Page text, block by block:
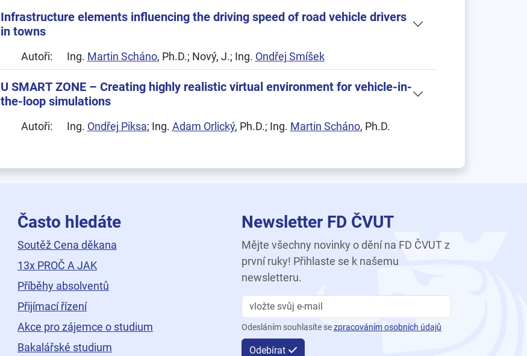
Infrastructure elements influencing the driving speed of road vehicle drivers
in towns
Autoři: Ing. Martin Scháno, Ph.D.; Nový, J.; Ing. Ondřej Smíšek
U SMART ZONE – Creating highly realistic virtual environment for vehicle-in-
the-loop simulations
Autoři: Ing. Ondřej Piksa; Ing. Adam Orlický, Ph.D.; Ing. Martin Scháno, Ph.D.
Často hledáte
Soutěž Cena děkana
13x PROČ A JAK
Příběhy absolventů
Přijímací řízení
Akce pro zájemce o studium
Bakalářské studium
Newsletter FD ČVUT
Mějte všechny novinky o dění na FD ČVUT z
první ruky! Přihlaste se k našemu
newsletteru.
Odesláním souhlasíte sezpracováním osobních údajů
Odebírat